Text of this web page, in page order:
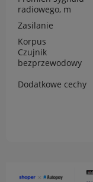
radiowego, m
Zasilanie
Korpus
Czujnik
bezprzewodowy
Dodatkowe cechy